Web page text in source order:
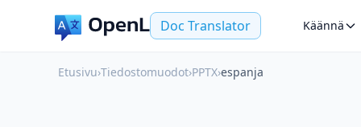
Doc Translator Käännä
Etusivu›Tiedostomuodot›PPTX›espanja